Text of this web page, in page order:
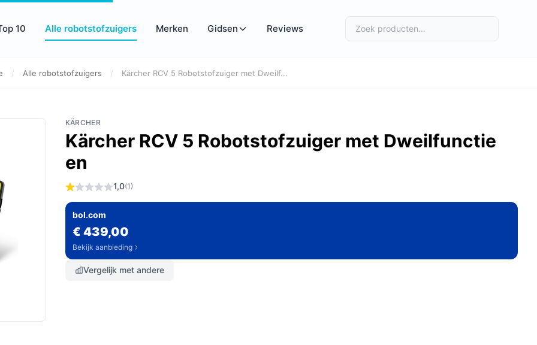
10 Alle robotstofzuigers Merken Gidsen Reviews
/ Alle robotstofzuigers / Kärcher RCV 5 Robotstofzuiger met Dweilf...
KÄRCHER
Kärcher RCV 5 Robotstofzuiger met Dweilfunctie
en
1,0(1)
bol.com
€ 439,00
Bekijk aanbieding
Vergelijk met andere